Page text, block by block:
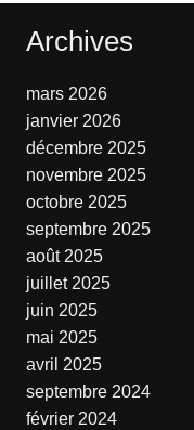
Archives
mars 2026
janvier 2026
décembre 2025
novembre 2025
octobre 2025
septembre 2025
août 2025
juillet 2025
juin 2025
mai 2025
avril 2025
septembre 2024
février 2024